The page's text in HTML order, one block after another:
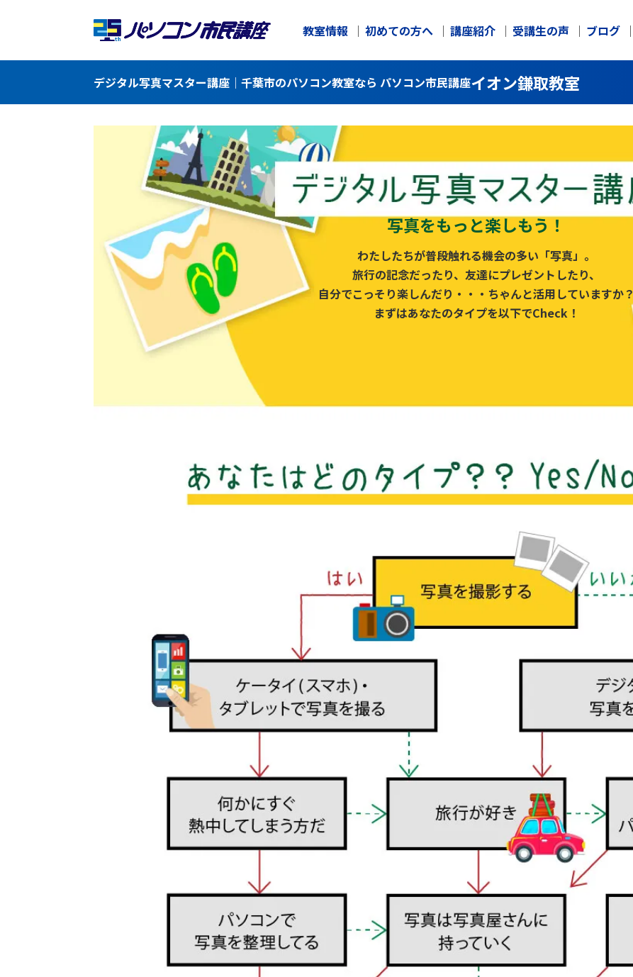
教室情報 初めての方へ 講座紹介 受講生の声 ブログ
デジタル写真マスター講座｜千葉市のパソコン教室なら パソコン市民講座イオン鎌取教室
写真をもっと楽しもう！
わたしたちが普段触れる機会の多い「写真」。
旅行の記念だったり、友達にプレゼントしたり、
自分でこっそり楽しんだり・・・ちゃんと活用していますか？
まずはあなたのタイプを以下でCheck！